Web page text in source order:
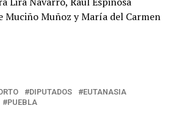
Muciño Muñoz y María del Carmen
DIPUTADOS
EUTANASIA
PUEBLA